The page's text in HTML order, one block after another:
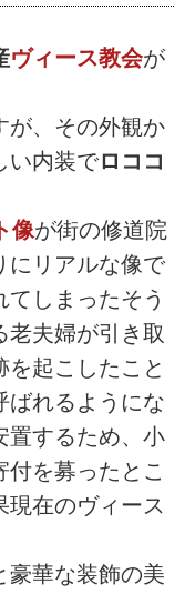
ヴィース教会が
が、その外観か
い内装でロココ
像が街の修道院
にリアルな像で
しまったそう
老夫婦が引き取
を起こしたこと
ばれるようにな
置するため、小
を募ったとこ
現在のヴィース
豪華な装飾の美